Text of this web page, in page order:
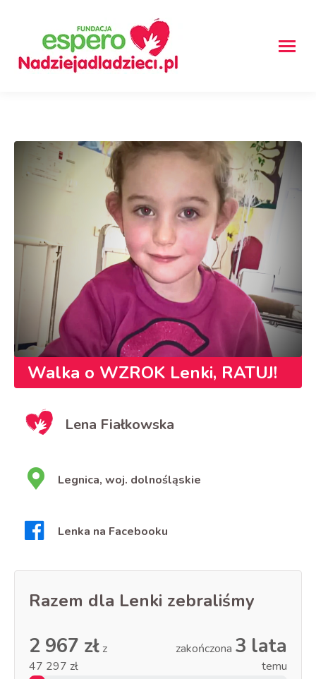
Walka o WZROK Lenki, RATUJ!
Lena Fiałkowska
Legnica, woj. dolnośląskie
Lenka na Facebooku
Razem dla Lenki zebraliśmy
2 967 zł z
47 297 zł
zakończona 3 lata
temu